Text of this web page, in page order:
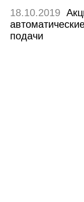
18.10.2019
подачи